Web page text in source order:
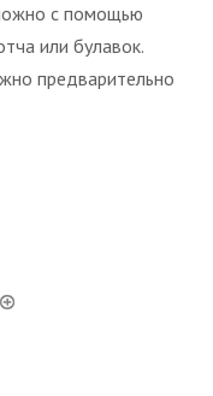
с помощью
или булавок.
предварительно